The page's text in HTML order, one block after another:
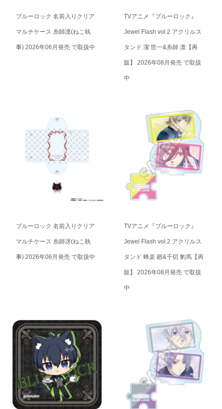
ブルーロック 名前入りクリア
マルチケース 糸師凛(ねこ執
事) 2026年06月発売 で取扱中
TVアニメ『ブルーロック』
Jewel Flash vol.2 アクリルス
タンド 潔 世一&糸師 凛【再
販】 2026年08月発売 で取扱
中
ブルーロック 名前入りクリア
マルチケース 糸師冴(ねこ執
事) 2026年06月発売 で取扱中
TVアニメ『ブルーロック』
Jewel Flash vol.2 アクリルス
タンド 蜂楽 廻&千切 豹馬【再
販】 2026年08月発売 で取扱
中